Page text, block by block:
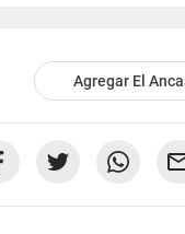
Agregar El